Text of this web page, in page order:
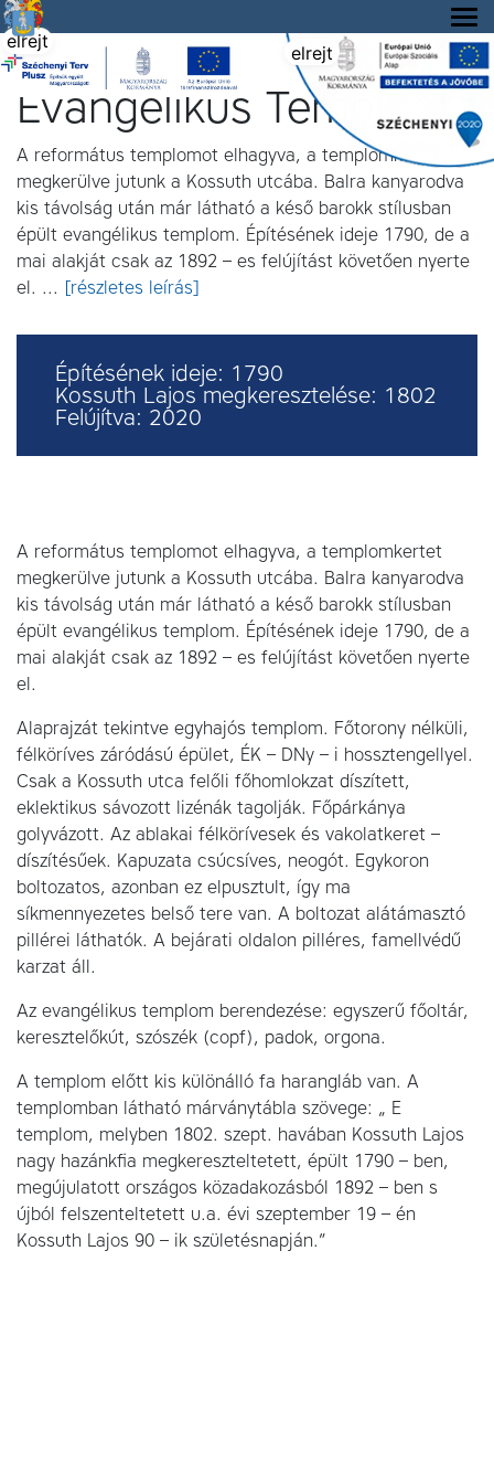
Tállya Község honlapja
elrejt
elrejt
Evangélikus Templom
A református templomot elhagyva, a templomkertet
megkerülve jutunk a Kossuth utcába. Balra kanyarodva
kis távolság után már látható a késő barokk stílusban
épült evangélikus templom. Építésének ideje 1790, de a
mai alakját csak az 1892 – es felújítást követően nyerte
el. ... [részletes leírás]
Építésének ideje: 1790
Kossuth Lajos megkeresztelése: 1802
Felújítva: 2020
A református templomot elhagyva, a templomkertet
megkerülve jutunk a Kossuth utcába. Balra kanyarodva
kis távolság után már látható a késő barokk stílusban
épült evangélikus templom. Építésének ideje 1790, de a
mai alakját csak az 1892 – es felújítást követően nyerte
el.
Alaprajzát tekintve egyhajós templom. Főtorony nélküli,
félköríves záródású épület, ÉK – DNy – i hossztengellyel.
Csak a Kossuth utca felőli főhomlokzat díszített,
eklektikus sávozott lizénák tagolják. Főpárkánya
golyvázott. Az ablakai félkörívesek és vakolatkeret –
díszítésűek. Kapuzata csúcsíves, neogót. Egykoron
boltozatos, azonban ez elpusztult, így ma
síkmennyezetes belső tere van. A boltozat alátámasztó
pillérei láthatók. A bejárati oldalon pilléres, famellvédű
karzat áll.
Az evangélikus templom berendezése: egyszerű főoltár,
keresztelőkút, szószék (copf), padok, orgona.
A templom előtt kis különálló fa harangláb van. A
templomban látható márványtábla szövege: „ E
templom, melyben 1802. szept. havában Kossuth Lajos
nagy hazánkfia megkereszteltetett, épült 1790 – ben,
megújulatott országos közadakozásból 1892 – ben s
újból felszenteltetett u.a. évi szeptember 19 – én
Kossuth Lajos 90 – ik születésnapján.”